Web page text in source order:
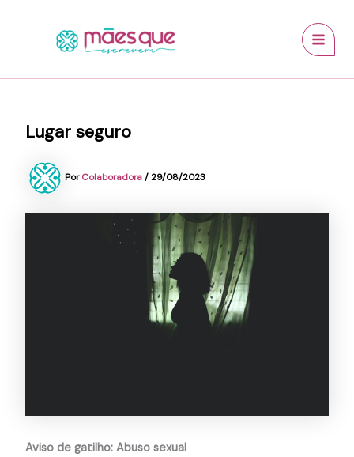
Lugar seguro
PorColaboradora/29/08/2023
Aviso de gatilho: Abuso sexual